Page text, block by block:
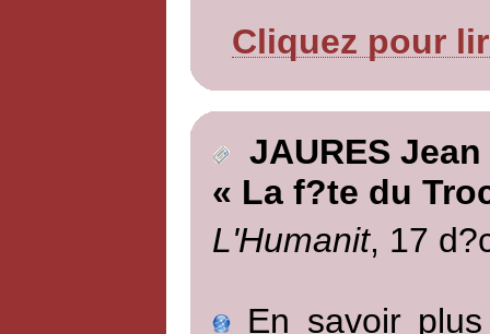
Cliquez pour
JAURES Jean
« La f?te du
L'Humanit, 17
En savoir